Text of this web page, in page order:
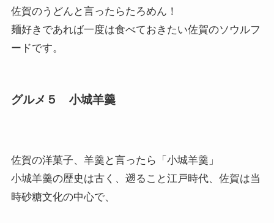
麺好きであれば一度は食べておきたい佐賀のソウルフ
ードです。
小城羊羹の歴史は古く、遡ること江戸時代、佐賀は当
時砂糖文化の中心で、